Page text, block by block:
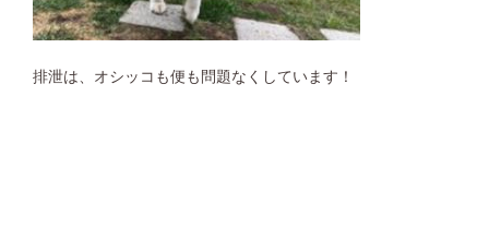
排泄は、オシッコも便も問題なくしています！